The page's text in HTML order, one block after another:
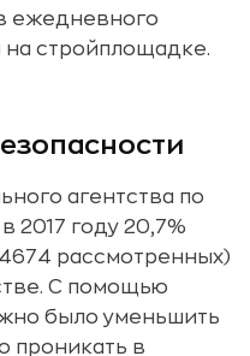
ежедневного
на стройплощадке.
агентства по
2017 году 20,7%
рассмотренных)
С помощью
было уменьшить
проникать в